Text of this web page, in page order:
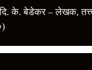
के. बेडेकर – लेखक,